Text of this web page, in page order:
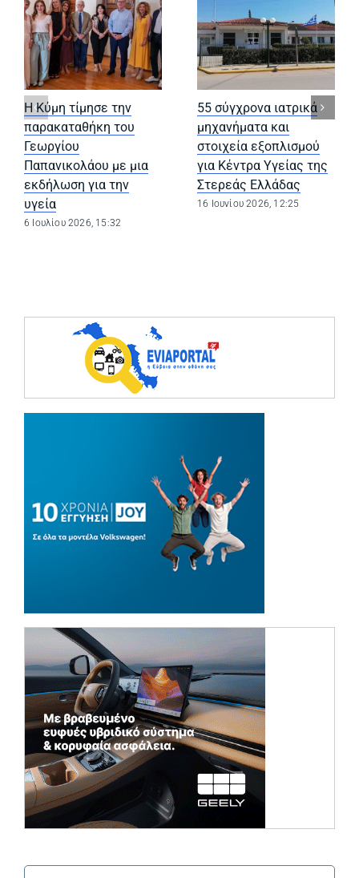
Η Κύμη τίμησε την
παρακαταθήκη του
Γεωργίου
Παπανικολάου με μια
εκδήλωση για την
υγεία
6 Ιουλίου 2026, 15:32
55 σύγχρονα ιατρικά
μηχανήματα και
στοιχεία εξοπλισμού
για Κέντρα Υγείας της
Στερεάς Ελλάδας
16 Ιουνίου 2026, 12:25